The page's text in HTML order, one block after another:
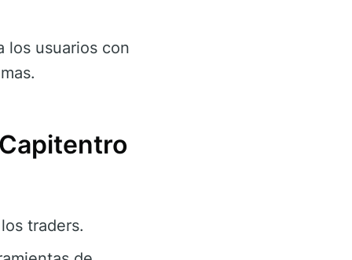
los usuarios con
traders.